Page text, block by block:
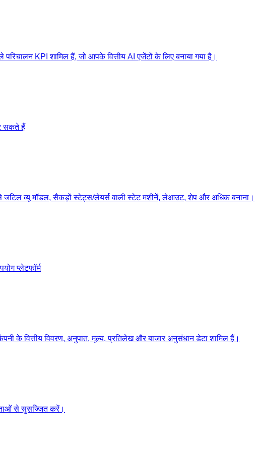
KPI शामिल हैं, जो आपके वित्तीय AI एजेंटों के लिए बनाया गया है।
सकते हैं
जटिल व्यू मॉडल, सैकड़ों स्टेट्स/लेयर्स वाली स्टेट मशीनें, लेआउट, शेप और अधिक बनाना।
प्लेटफॉर्म
के वित्तीय विवरण, अनुपात, मूल्य, प्रतिलेख और बाजार अनुसंधान डेटा शामिल हैं।
से सुसज्जित करें।